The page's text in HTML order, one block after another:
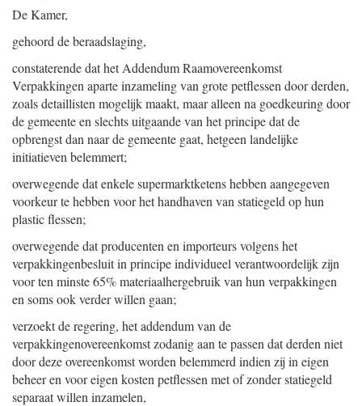
De Kamer,
gehoord de beraadslaging,
constaterende dat het Addendum Raamovereenkomst
Verpakkingen aparte inzameling van grote petflessen door derden,
zoals detaillisten mogelijk maakt, maar alleen na goedkeuring door
de gemeente en slechts uitgaande van het principe dat de
opbrengst dan naar de gemeente gaat, hetgeen landelijke
initiatieven belemmert;
overwegende dat enkele supermarktketens hebben aangegeven
voorkeur te hebben voor het handhaven van statiegeld op hun
plastic flessen;
overwegende dat producenten en importeurs volgens het
verpakkingenbesluit in principe individueel verantwoordelijk zijn
voor ten minste 65% materiaalhergebruik van hun verpakkingen
en soms ook verder willen gaan;
verzoekt de regering, het addendum van de
verpakkingenovereenkomst zodanig aan te passen dat derden niet
door deze overeenkomst worden belemmerd indien zij in eigen
beheer en voor eigen kosten petflessen met of zonder statiegeld
separaat willen inzamelen,